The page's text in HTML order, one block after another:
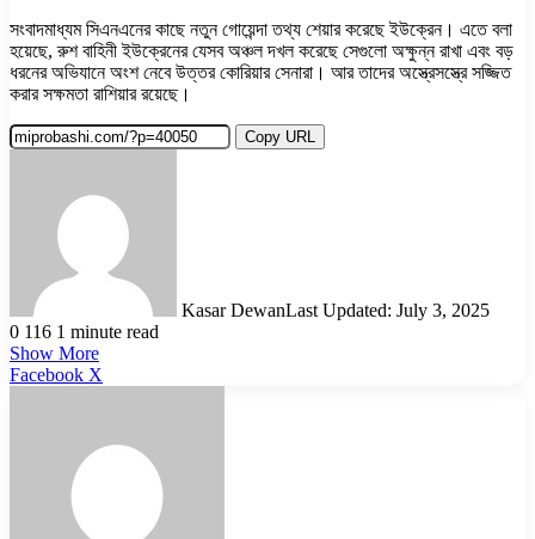
সংবাদমাধ্যম সিএনএনের কাছে নতুন গোয়েন্দা তথ্য শেয়ার করেছে ইউক্রেন। এতে বলা
হয়েছে, রুশ বাহিনী ইউক্রেনের যেসব অঞ্চল দখল করেছে সেগুলো অক্ষুন্ন রাখা এবং বড়
ধরনের অভিযানে অংশ নেবে উত্তর কোরিয়ার সেনারা। আর তাদের অস্ত্রেসস্ত্রে সজ্জিত
করার সক্ষমতা রাশিয়ার রয়েছে।
Copy URL
Kasar DewanLast Updated: July 3, 2025
0 116 1 minute read
Show More
Facebook X